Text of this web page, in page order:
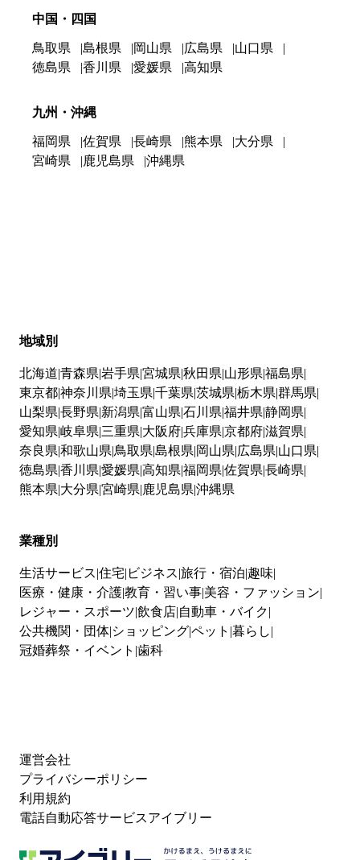
中国・四国
鳥取県 島根県 岡山県 広島県
山口県
徳島県
香川県 愛媛県 高知県
九州・沖縄
福岡県 佐賀県 長崎県 熊本県
大分県
宮崎県
鹿児島県 沖縄県
地域別
北海道 青森県 岩手県 宮城県 秋田県 山形県 福島県
東京都神奈川県 埼玉県 千葉県 茨城県 栃木県 群馬県
山梨県 長野県 新潟県 富山県 石川県 福井県 静岡県
愛知県 岐阜県 三重県 大阪府兵庫県 京都府滋賀県
奈良県 和歌山県 鳥取県 島根県 岡山県 広島県 山口県
徳島県 香川県 愛媛県 高知県 福岡県 佐賀県 長崎県
熊本県 大分県 宮崎県 鹿児島県 沖縄県
業種別
生活サービス 住宅 ビジネス 旅行・宿泊 趣味
医療・健康・介護教育・習い事 美容・ファッション
レジャー・スポーツ 飲食店 自動車・バイク
公共機関・団体 ショッピングペット 暮らし
冠婚葬祭・イベント 歯科
運営会社
プライバシーポリシー
利用規約
電話自動応答サービスアイブリー